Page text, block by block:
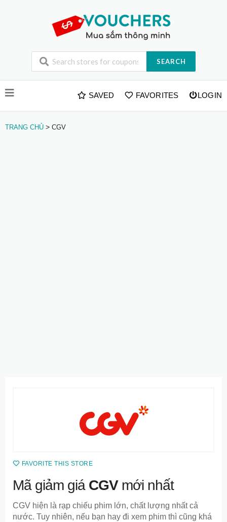
SEARCH
to
SAVED FAVORITES LOGIN
TRANG CHỦ > CGV
FAVORITE THIS STORE
Mã giảm giá CGV mới nhất
CGV hiện là rạp chiếu phim lớn, chất lượng nhất cả
nước. Tuy nhiên, nếu bạn hay đi xem phim thì cũng khá